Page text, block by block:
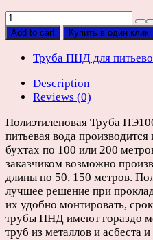
Напорная
труба
D225мм
100
или
quantity
Add to cart Купить в один клик
Труба ПНД для
Description
Reviews (0)
Полиэтиленовая Труба
питьевая вода
бухтах по 100 или 200
заказчиком возможно
длины по 50, 150 метров.
лучшее решение при
их удобно монтировать,
трубы ПНД имеют гораздо
труб из металлов и асбеста